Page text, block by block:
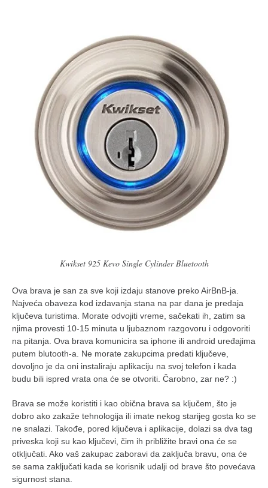
Kwikset 925 Kevo Single Cylinder Bluetooth
Ova brava je san za sve koji izdaju stanove preko AirBnB-ja.
Najveća obaveza kod izdavanja stana na par dana je predaja
ključeva turistima. Morate odvojiti vreme, sačekati ih, zatim sa
njima provesti 10-15 minuta u ljubaznom razgovoru i odgovoriti
na pitanja. Ova brava komunicira sa iphone ili android uređajima
putem blutooth-a. Ne morate zakupcima predati ključeve,
dovoljno je da oni instaliraju aplikaciju na svoj telefon i kada
budu bili ispred vrata ona će se otvoriti. Čarobno, zar ne? :)
Brava se može koristiti i kao obična brava sa ključem, što je
dobro ako zakaže tehnologija ili imate nekog starijeg gosta ko se
ne snalazi. Takođe, pored ključeva i aplikacije, dolazi sa dva tag
priveska koji su kao ključevi, čim ih približite bravi ona će se
otključati. Ako vaš zakupac zaboravi da zaključa bravu, ona će
se sama zaključati kada se korisnik udalji od brave što povećava
sigurnost stana.